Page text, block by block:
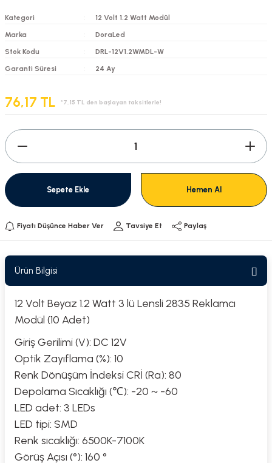
Kategori
12 Volt 1.2 Watt Modül
Marka
DoraLed
Stok Kodu
DRL-12V1.2WMDL-W
Garanti Süresi
24 Ay
76,17 TL *7,15 TL den başlayan taksitlerle!
Sepete Ekle Hemen Al
Fiyatı Düşünce Haber Ver Tavsiye Et Paylaş
Ürün Bilgisi
12 Volt Beyaz 1.2 Watt 3 lü Lensli 2835 Reklamcı
Modül (10 Adet)
Giriş Gerilimi (V): DC 12V
Optik Zayıflama (%): 10
Renk Dönüşüm İndeksi CRİ (Ra): 80
Depolama Sıcaklığı (℃): -20 ~ -60
LED adet: 3 LEDs
LED tipi: SMD
Renk sıcaklığı: 6500K-7100K
Görüş Açısı (°): 160 °